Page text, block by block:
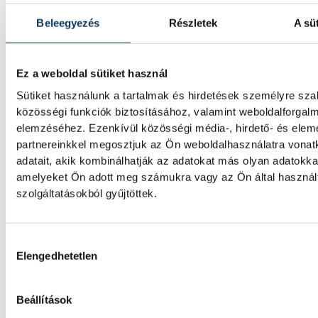
Beleegyezés Részletek A
Ez a weboldal sütiket használ
Sütiket használunk a tartalmak és hirdetések személyre
közösségi funkciók biztosításához, valamint
elemzéséhez. Ezenkívül közösségi média-, hirdető- és
partnereinkkel megosztjuk az Ön weboldalhasználatra
adatait, akik kombinálhatják az adatokat más olyan
amelyeket Ön adott meg számukra vagy az Ön által
szolgáltatásokból gyűjtöttek.
Elengedhetetlen
Beállítások
Valami óriási csapódott a
Rendhagyó esemény zajlott le kedden
Magyar idő szerint 8:35 körül a Hold
csapódott a SpaceX egyik Falcon–9
felső fokozata. A becsapódást a Földről
szemmel nem lehetett látni, a
azonban távcsövekkel figyelték az
Rekordok Európában –
Angliában szárazság tombol
Rá sem ismerünk Európára,